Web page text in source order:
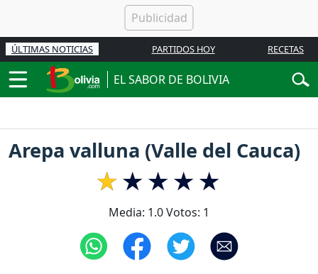
ÚLTIMAS NOTICIAS PARTIDOS HOY RECETAS
EL SABOR DE BOLIVIA
Arepa valluna (Valle del Cauca)
Media: 1.0Votos: 1